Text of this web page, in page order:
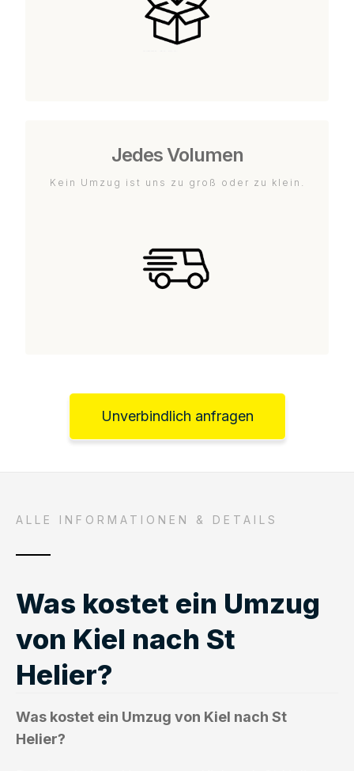
Jedes Volumen
Kein Umzug ist uns zu groß oder zu klein.
Unverbindlich anfragen
ALLE INFORMATIONEN & DETAILS
Was kostet ein Umzug
von Kiel nach St
Helier?
Was kostet ein Umzug von Kiel nach St
Helier?